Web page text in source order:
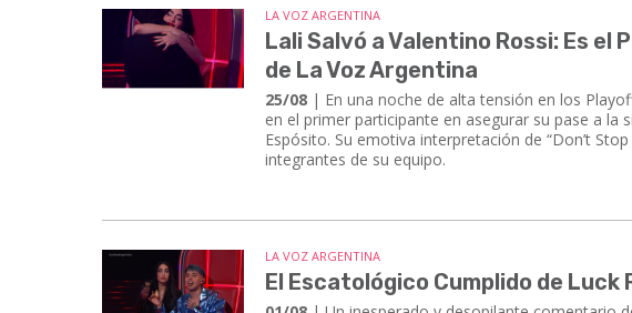
LA VOZ ARGENTINA
Lali Salvó a Valentino Rossi: Es el
de La Voz Argentina
25/08 | En una noche de alta tensión en los
en el primer participante en asegurar su pase a la
Espósito. Su emotiva interpretación de “Don’t
integrantes de su equipo.
LA VOZ ARGENTINA
El Escatológico Cumplido de Luck